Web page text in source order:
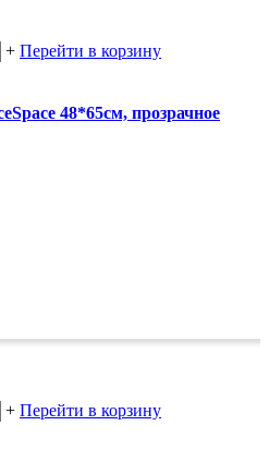
+ Перейти в корзину
48*65см, прозрачное
+ Перейти в корзину